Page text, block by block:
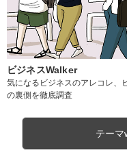
ビジネスWalker
気になるビジネスのアレコレ、
の裏側を徹底調査
テーマ